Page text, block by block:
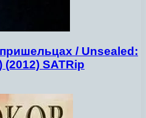
/ Unsealed:
SATRip